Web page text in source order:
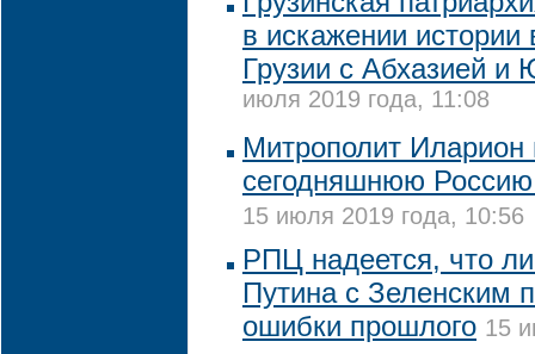
в искажении
Грузии с Абхазией и
июля 2019 года, 11:08
Митрополит Иларион
сегодняшнюю
15 июля 2019 года, 10:56
РПЦ надеется, что
Путина с Зеленским
ошибки прошлого 15